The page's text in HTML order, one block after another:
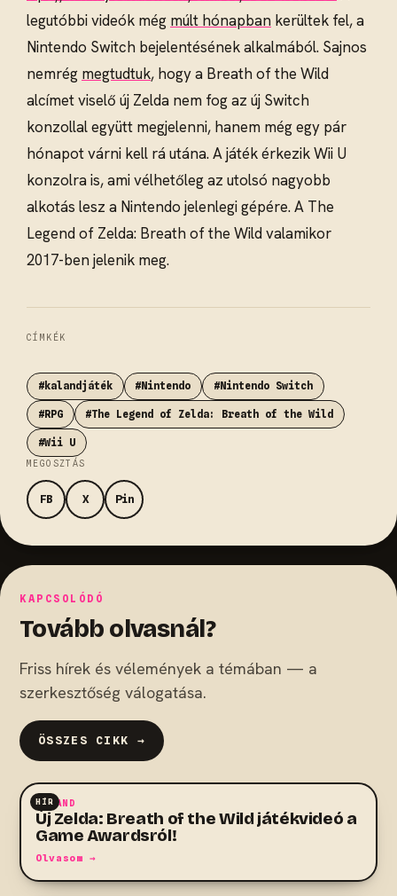
legutóbbi videók még múlt hónapban kerültek fel, a
Nintendo Switch bejelentésének alkalmából. Sajnos
nemrég megtudtuk, hogy a Breath of the Wild
alcímet viselő új Zelda nem fog az új Switch
konzollal együtt megjelenni, hanem még egy pár
hónapot várni kell rá utána. A játék érkezik Wii U
konzolra is, ami vélhetőleg az utolsó nagyobb
alkotás lesz a Nintendo jelenlegi gépére. A The
Legend of Zelda: Breath of the Wild valamikor
2017-ben jelenik meg.
CÍMKÉK
#kalandjáték #Nintendo #Nintendo Switch
#RPG #The Legend of Zelda: Breath of the Wild
#Wii U
MEGOSZTÁS
FB X Pin
KAPCSOLÓDÓ
Tovább olvasnál?
Friss hírek és vélemények a témában — a
szerkesztőség válogatása.
ÖSSZES CIKK →
HÍR
KALAND
Új Zelda: Breath of the Wild játékvideó a
Game Awardsról!
Olvasom →